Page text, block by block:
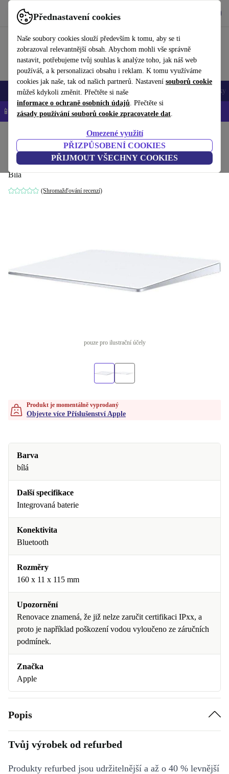
Přednastavení cookies
Naše soubory cookies slouží především k tomu, aby se ti
zobrazoval relevantnější obsah. Abychom mohli vše správně
nastavit, potřebujeme tvůj souhlas k analýze toho, jak náš web
používáš, a k personalizaci obsahu i reklam. K tomu využíváme
cookies jak naše, tak od našich partnerů. Nastavení souborů cookie
můžeš kdykoli změnit. Přečtěte si naše
informace o ochraně osobních údajů. Přečtěte si
zásady používání souborů cookie zpracovatele dat.
Omezené využití
PŘIZPŮSOBENÍ COOKIES
PŘIJMOUT VŠECHNY COOKIES
Používejte refurbed rychle a snadno
Mobily a smartphony Notebooky Tablety Doplňky
📱 -5 % NAVÍC na všechny iPhony – kód: IPHONEDEAL-
Příslušenství Příslušenství Apple
Apple Magic Trackpad 2 (2015)
Bílá
(Shromažďování recenzí)
pouze pro ilustrační účely
Produkt je momentálně vyprodaný
Objevte více Příslušenství Apple
Barva
bílá
Další specifikace
Integrovaná baterie
Konektivita
Bluetooth
Rozměry
160 x 11 x 115 mm
Upozornění
Renovace znamená, že již nelze zaručit certifikaci IPxx, a
proto je například poškození vodou vyloučeno ze záručních
podmínek.
Značka
Apple
Popis
Tvůj výrobek od refurbed
Produkty refurbed jsou udržitelnější a až o 40 % levnější